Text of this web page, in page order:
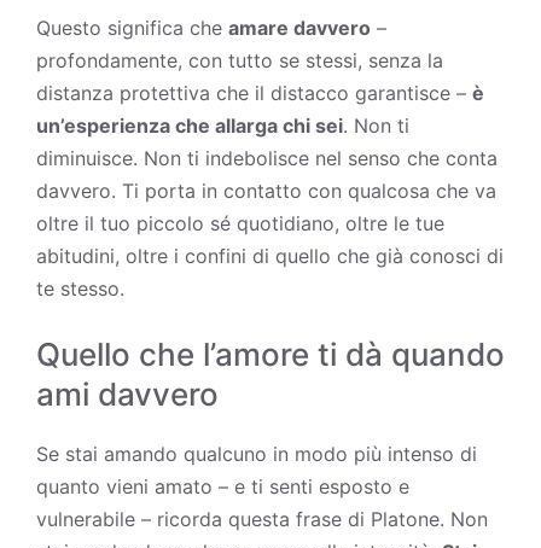
Questo significa che amare davvero –
profondamente, con tutto se stessi, senza la
distanza protettiva che il distacco garantisce – è
un’esperienza che allarga chi sei. Non ti
diminuisce. Non ti indebolisce nel senso che conta
davvero. Ti porta in contatto con qualcosa che va
oltre il tuo piccolo sé quotidiano, oltre le tue
abitudini, oltre i confini di quello che già conosci di
te stesso.
Quello che l’amore ti dà quando
ami davvero
Se stai amando qualcuno in modo più intenso di
quanto vieni amato – e ti senti esposto e
vulnerabile – ricorda questa frase di Platone. Non